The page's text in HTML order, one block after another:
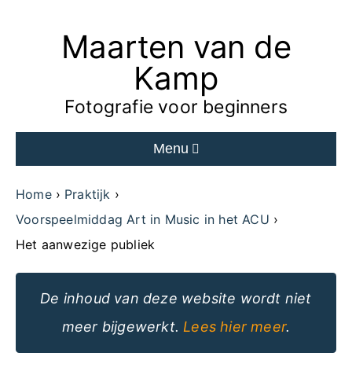
Maarten van de
Kamp
Fotografie voor beginners
Menu
Home
Praktijk
Voorspeelmiddag Art in Music in het ACU
Het aanwezige publiek
De inhoud van deze website wordt niet
meer bijgewerkt. Lees hier meer.